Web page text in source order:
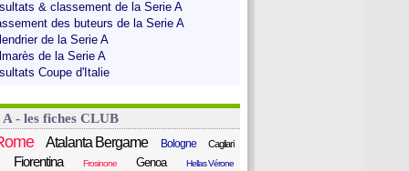
& classement de la Serie A
des buteurs de la Serie A
de la Serie A
de la Serie A
Coupe d'Italie
A - les fiches CLUB
Atalanta Bergame Bologne
Cagliari
Fiorentina Frosinone Genoa Hellas Vérone